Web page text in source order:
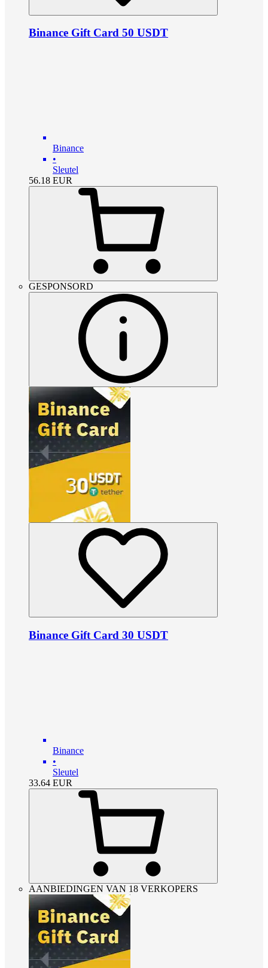
Binance Gift Card 50 USDT
Binance
•
Sleutel
56.18 EUR
GESPONSORD
Binance Gift Card 30 USDT
Binance
•
Sleutel
33.64 EUR
AANBIEDINGEN VAN 18 VERKOPERS